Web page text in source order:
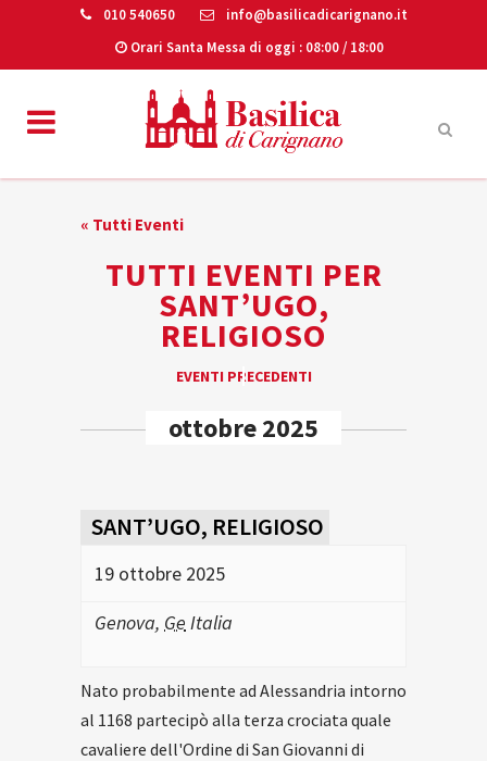
010 540650
info@basilicadicarignano.it
Orari Santa Messa di oggi : 08:00 / 18:00
« Tutti Eventi
TUTTI EVENTI PER
SANT’UGO,
RELIGIOSO
NAVIGATION
EVENTI PRECEDENTI
ottobre 2025
SANT’UGO, RELIGIOSO
19 ottobre 2025
Genova, Ge Italia
Nato probabilmente ad Alessandria intorno
al 1168 partecipò alla terza crociata quale
cavaliere dell'Ordine di San Giovanni di